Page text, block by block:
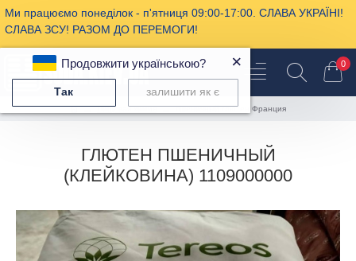
Ми працюємо понеділок - п'ятниця 09:00-17:00. СЛАВА УКРАЇНІ!
СЛАВА ЗСУ! РАЗОМ ДО ПЕРЕМОГИ!
0
Пищевая химия пшеничный глютен Франция
ГЛЮТЕН ПШЕНИЧНЫЙ
(КЛЕЙКОВИНА) 1109000000
Продовжити українською? ×
Так залишити як є